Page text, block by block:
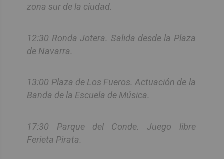
zona sur de la ciudad.
12:30 Ronda Jotera. Salida desde la Plaza
de Navarra.
13:00 Plaza de Los Fueros. Actuación de la
Banda de la Escuela de Música.
17:30 Parque del Conde. Juego libre
Ferieta Pirata.